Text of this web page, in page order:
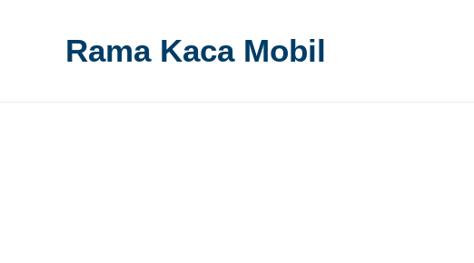
Rama Kaca Mobil